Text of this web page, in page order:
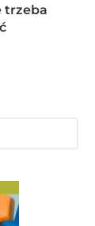
trzeba